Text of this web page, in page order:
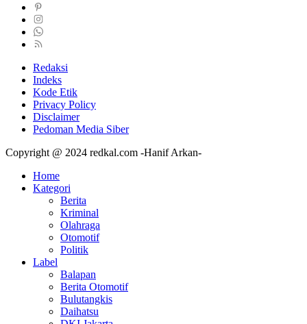
Redaksi
Indeks
Kode Etik
Privacy Policy
Disclaimer
Pedoman Media Siber
Copyright @ 2024 redkal.com -Hanif Arkan-
Home
Kategori
Berita
Kriminal
Olahraga
Otomotif
Politik
Label
Balapan
Berita Otomotif
Bulutangkis
Daihatsu